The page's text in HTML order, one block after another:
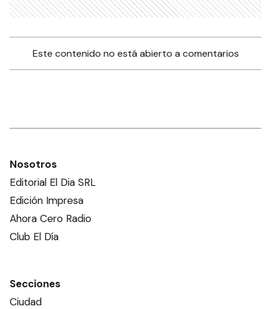
Este contenido no está abierto a comentarios
Nosotros
Editorial El Dia SRL
Edición Impresa
Ahora Cero Radio
Club El Día
Secciones
Ciudad